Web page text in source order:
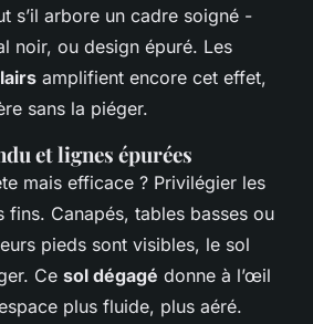
s’il arbore un cadre soigné -
noir, ou design épuré. Les
amplifient encore cet effet,
sans la piéger.
et lignes épurées
mais efficace ? Privilégier les
fins. Canapés, tables basses ou
pieds sont visibles, le sol
Ce sol dégagé donne à l’œil
plus fluide, plus aéré.